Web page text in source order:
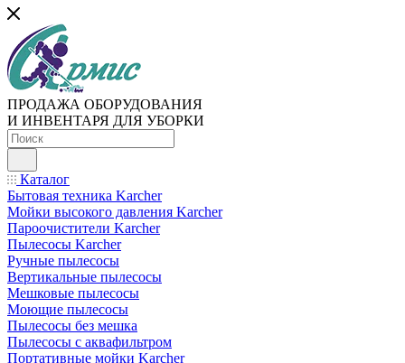
ПРОДАЖА ОБОРУДОВАНИЯ
И ИНВЕНТАРЯ ДЛЯ УБОРКИ
Каталог
Бытовая техника Karcher
Мойки высокого давления Karcher
Пароочистители Karcher
Пылесосы Karcher
Ручные пылесосы
Вертикальные пылесосы
Мешковые пылесосы
Моющие пылесосы
Пылесосы без мешка
Пылесосы с аквафильтром
Портативные мойки Karcher